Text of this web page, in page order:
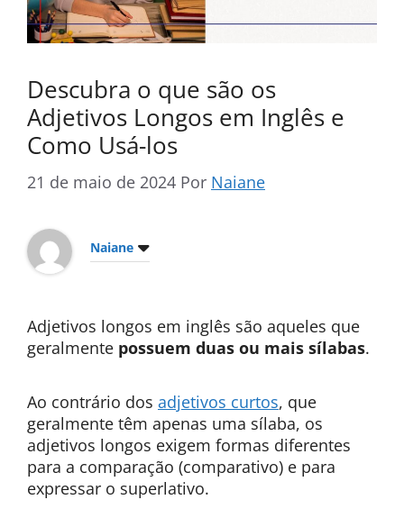
Descubra o que são os
Adjetivos Longos em Inglês e
Como Usá-los
21 de maio de 2024 Por Naiane
Naiane
Adjetivos longos em inglês são aqueles que
geralmente possuem duas ou mais sílabas.
Ao contrário dos adjetivos curtos, que
geralmente têm apenas uma sílaba, os
adjetivos longos exigem formas diferentes
para a comparação (comparativo) e para
expressar o superlativo.